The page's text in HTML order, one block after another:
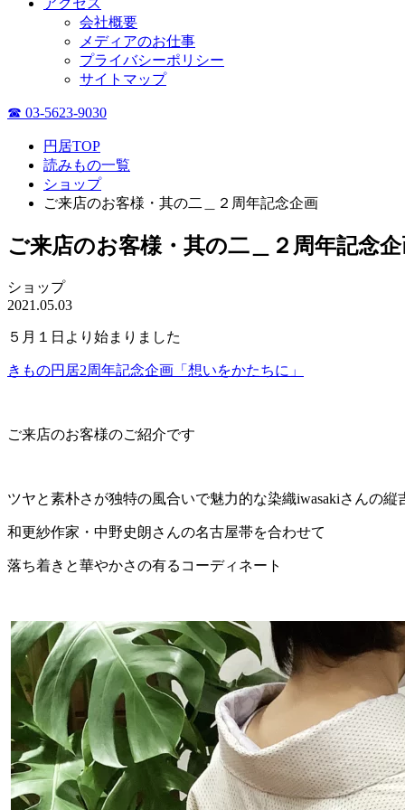
アクセス
会社概要
メディアのお仕事
プライバシーポリシー
サイトマップ
☎ 03-5623-9030
円居TOP
読みもの一覧
ショップ
ご来店のお客様・其の二＿２周年記念企画
ご来店のお客様・其の二＿２周年記念
ショップ
2021.05.03
５月１日より始まりました
きもの円居2周年記念企画「想いをかたちに」
ご来店のお客様のご紹介です
ツヤと素朴さが独特の風合いで魅力的な染織iwasakiさんの縦
和更紗作家・中野史朗さんの名古屋帯を合わせて
落ち着きと華やかさの有るコーディネート